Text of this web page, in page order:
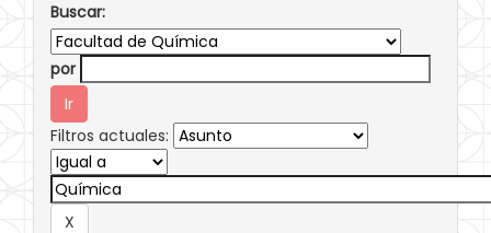
Buscar:
por
Filtros actuales: